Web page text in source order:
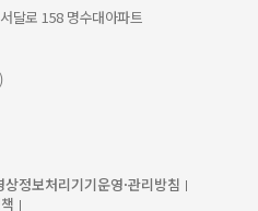
달로 158 명수대아파트
정보처리기기운영·관리방침